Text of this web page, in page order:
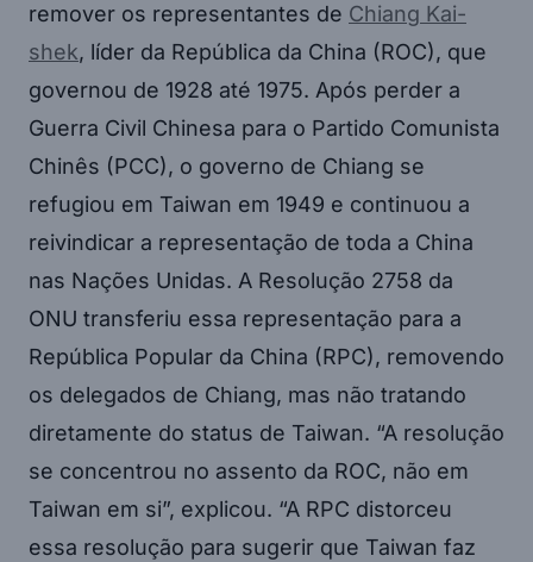
remover os representantes de Chiang Kai-
shek, líder da República da China (ROC), que
governou de 1928 até 1975. Após perder a
Guerra Civil Chinesa para o Partido Comunista
Chinês (PCC), o governo de Chiang se
refugiou em Taiwan em 1949 e continuou a
reivindicar a representação de toda a China
nas Nações Unidas. A Resolução 2758 da
ONU transferiu essa representação para a
República Popular da China (RPC), removendo
os delegados de Chiang, mas não tratando
diretamente do status de Taiwan. “A resolução
se concentrou no assento da ROC, não em
Taiwan em si”, explicou. “A RPC distorceu
essa resolução para sugerir que Taiwan faz